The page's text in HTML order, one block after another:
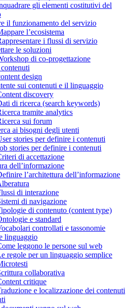
gli elementi costitutivi del
il funzionamento del servizio
l’ecosistema
i flussi di servizio
le soluzioni
di co-progettazione
design
sui contenuti e il linguaggio
discovery
di ricerca (search keywords)
tramite analytics
sui forum
ai bisogni degli utenti
stories per definire i contenuti
stories per definire i contenuti
di accettazione
dell’informazione
l’architettura dell’informazione
di interazione
di navigazione
di contenuto (content type)
e standard
controllati e tassonomie
linguaggio
leggono le persone sul web
regole per un linguaggio semplice
collaborativa
critique
e localizzazione dei contenuti